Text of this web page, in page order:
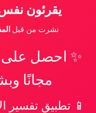
يقرئون نفس
نشرت من قبل
✨ احصل على
مجانًا